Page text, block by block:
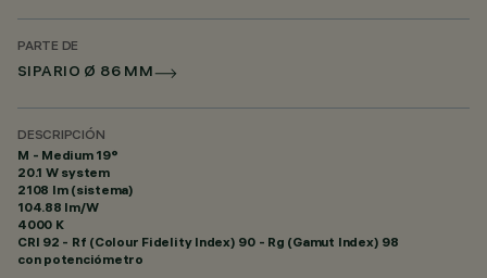
PARTE DE
SIPARIO Ø 86 MM
DESCRIPCIÓN
M - Medium 19°
20.1 W system
2108 lm (sistema)
104.88 lm/W
4000 K
CRI 92 - Rf (Colour Fidelity Index) 90 - Rg (Gamut Index) 98
con potenciómetro